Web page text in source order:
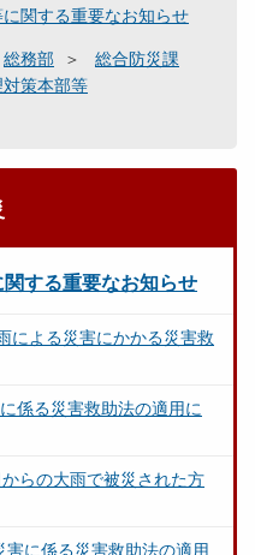
関する重要なお知らせ
総務部
総合防災課
策本部等
する重要なお知らせ
による災害にかかる災害救
係る災害救助法の適用に
らの大雨で被災された方
に係る災害救助法の適用